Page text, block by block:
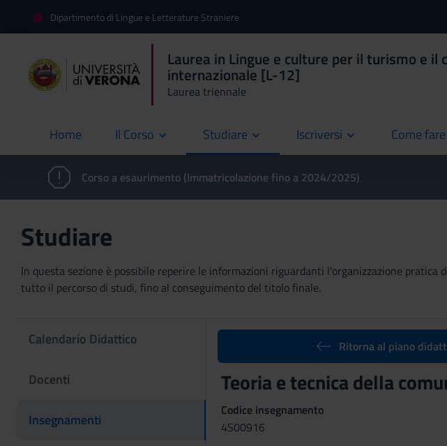
Dipartimento di Lingue e Letterature Straniere
Laurea in Lingue e culture per il turismo e il
internazionale [L-12]
Laurea triennale
Home
current Il Corso Studiare Iscriversi Come
current
Corso a esaurimento (Immatricolazione fino a 2024/2025)
Studiare
In questa sezione è possibile reperire le informazioni riguardanti l'organizzazione
tutto il percorso di studi, fino al conseguimento del titolo finale.
Calendario Didattico
Docenti
Insegnamenti
Ritorna al piano
Teoria e tecnica della
Codice insegnamento
4S00916